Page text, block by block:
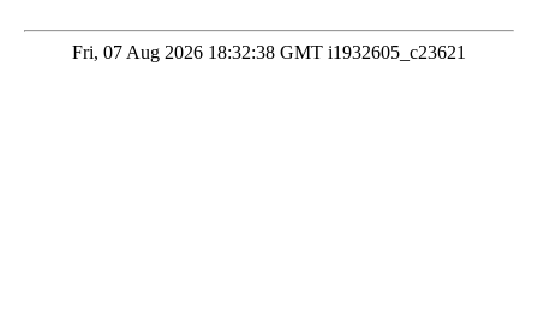
足球新闻